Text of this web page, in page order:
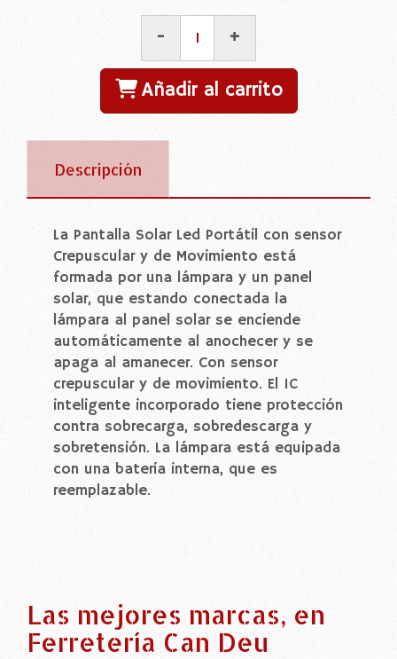
- +
Añadir al carrito
Descripción
La Pantalla Solar Led Portátil con sensor
Crepuscular y de Movimiento está
formada por una lámpara y un panel
solar, que estando conectada la
lámpara al panel solar se enciende
automáticamente al anochecer y se
apaga al amanecer. Con sensor
crepuscular y de movimiento. El IC
inteligente incorporado tiene protección
contra sobrecarga, sobredescarga y
sobretensión. La lámpara está equipada
con una batería interna, que es
reemplazable.
Las mejores marcas, en
Ferretería Can Deu